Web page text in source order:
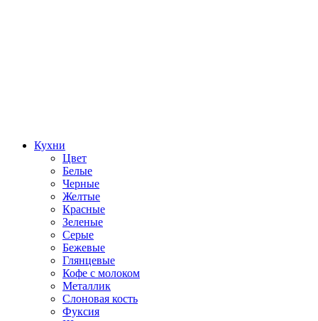
Кухни
Цвет
Белые
Черные
Желтые
Красные
Зеленые
Серые
Бежевые
Глянцевые
Кофе с молоком
Металлик
Слоновая кость
Фуксия